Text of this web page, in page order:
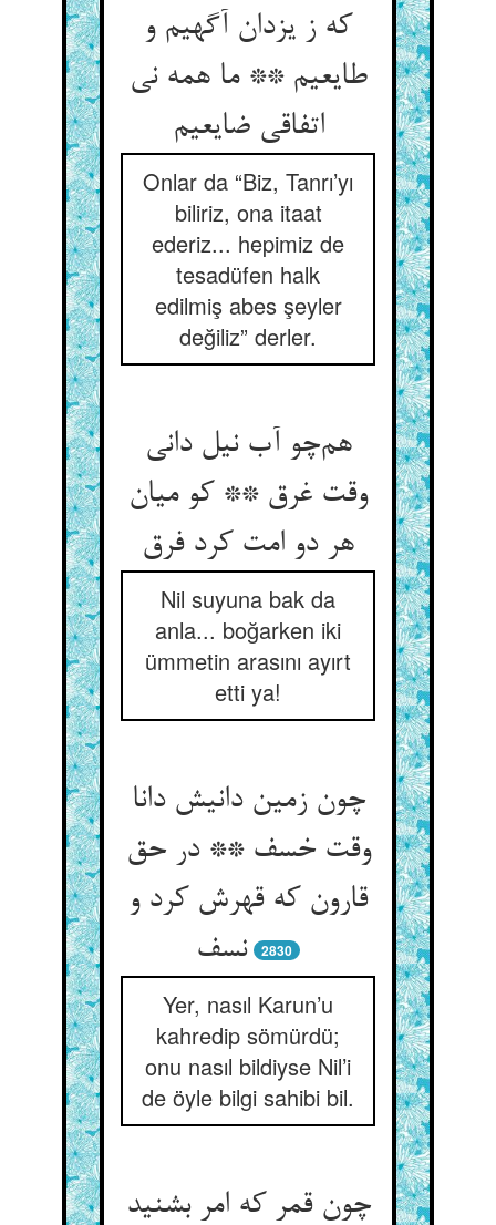
که ز یزدان آگهیم و
طایعیم ** ما همه نی
اتفاقی ضایعیم
Onlar da “Biz, Tanrı’yı
biliriz, ona itaat
ederiz... hepimiz de
tesadüfen halk
edilmiş abes şeyler
değiliz” derler.
هم‌چو آب نیل دانی
وقت غرق ** کو میان
هر دو امت کرد فرق
Nil suyuna bak da
anla... boğarken iki
ümmetin arasını ayırt
etti ya!
چون زمین دانیش دانا
وقت خسف ** در حق
قارون که قهرش کرد و
نسف
2830
Yer, nasıl Karun’u
kahredip sömürdü;
onu nasıl bildiyse Nil’i
de öyle bilgi sahibi bil.
چون قمر که امر بشنید